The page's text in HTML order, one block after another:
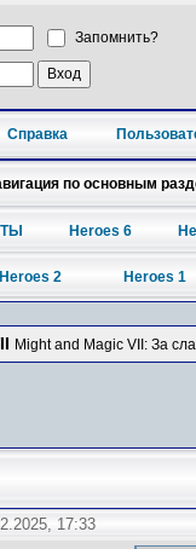
Запомнить?
Справка
по основным
Heroes 6
Heroes 2 Heroes 1
Might and Magic VII: За
17:33